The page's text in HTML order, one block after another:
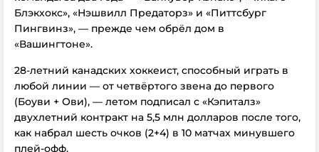
Блэкхокс», «Нэшвилл Предаторз» и «Питтсбург
Пингвинз», — прежде чем обрёл дом в
«Вашингтоне».
28-летний канадских хоккеист, способный играть в
любой линии — от четвёртого звена до первого
(Боуви + Ови), — летом подписал с «Кэпиталз»
двухлетний контракт на 5,5 млн долларов после того,
как набрал шесть очков (2+4) в 10 матчах минувшего
плей-офф.